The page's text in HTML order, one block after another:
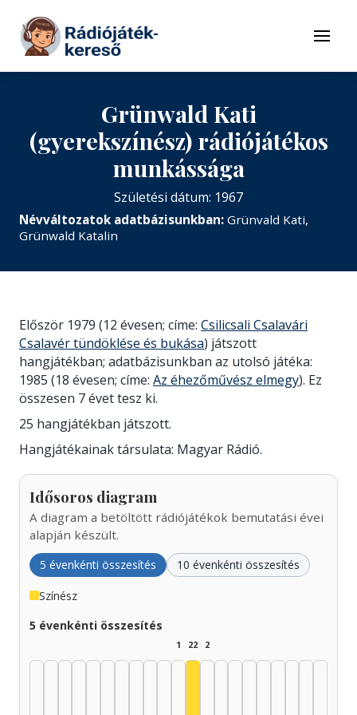
Tovább a tartalomhoz
Menü
Grünwald Kati
(gyerekszínész) rádiójátékos
munkássága
Születési dátum: 1967
Névváltozatok adatbázisunkban: Grünvald Kati,
Grünwald Katalin
Először 1979 (12 évesen; címe: Csilicsali Csalavári
Csalavér tündöklése és bukása) játszott
hangjátékban; adatbázisunkban az utolsó játéka:
1985 (18 évesen; címe: Az éhezőművész elmegy). Ez
összesen 7 évet tesz ki.
25 hangjátékban játszott.
Hangjátékainak társulata: Magyar Rádió.
Idősoros diagram
A diagram a betöltött rádiójátékok bemutatási évei
alapján készült.
5 évenkénti összesítés 10 évenkénti összesítés
Színész
5 évenkénti összesítés
1 22 2